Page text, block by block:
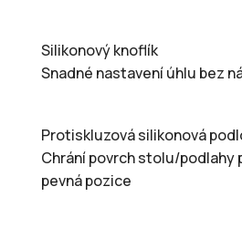
Silikonový knoflík
Snadné nastavení úhlu bez
Protiskluzová silikonová
Chrání povrch stolu/podlahy
pevná pozice